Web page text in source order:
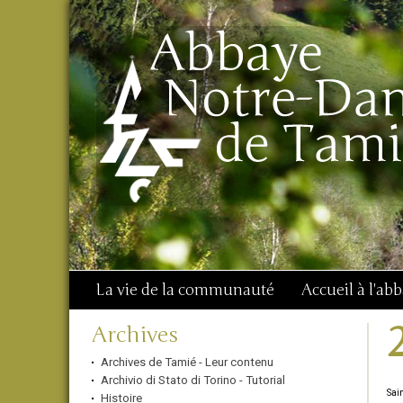
Aller
au
contenu.
|
Aller
à
navigation
Outils
personnels
Chercher par
Recherche
avancée…
La vie de la communauté Accueil à
Navigation
Archives
Archives de Tamié - Leur contenu
Archivio di Stato di Torino - Tutorial
Histoire